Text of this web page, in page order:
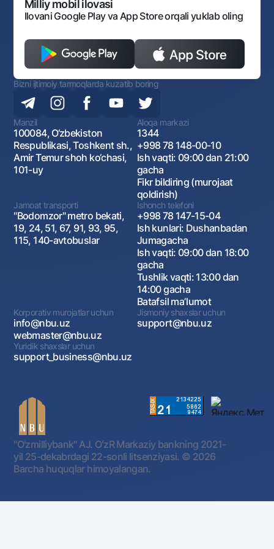
Monopoliyaga qarshi komplaens
Milliy mobil ilovasi
Ilovani Google Play va App Store orqali yuklab oling
Bizni ijtimoiy tarmoqlarda kuzatib boring
Manzil
100084, O‘zbekiston
Respublikasi, Toshkent sh.,
Amir Temur shoh ko‘chasi,
101-uy
Aloqa markazi
1344
+998 78 148-00-10
Ish vaqti: 09:00 dan 21:00
gacha
Fikr bildiring (murojaat
qoldirish)
Jamoat transporti
"Bodomzor" metro bekati,
19, 24, 51, 67, 91, 93, 95,
115, 140-avtobuslar
Ishonch telefoni
+998 78 147-15-04
Ish kunlari: Dushanbadan
Jumagacha
Ish vaqti: 09:00 dan 18:00
gacha
Tushlik vaqti: 13:00 dan
14:00 gacha
Batafsil maʼlumot
Korporativ murojatlar uchun
info@nbu.uz
webmaster@nbu.uz
Jismoniy shaxslar uchun
support@nbu.uz
Yuridik shaxslar uchun
support_business@nbu.uz
"O'zmilliybank" AJ. OʻzR Markaziy bankning 2021-
yil 25-dekabrdagi 22-sonli litsenziyasi. © 2026
Barcha huquqlar himoyalangan.